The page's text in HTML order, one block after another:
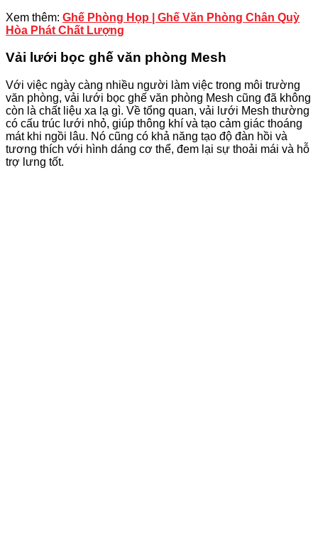
Xem thêm: Ghế Phòng Họp | Ghế Văn Phòng Chân Quỳ
Hòa Phát Chất Lượng
Vải lưới bọc ghế văn phòng Mesh
Với việc ngày càng nhiều người làm việc trong môi trường
văn phòng, vải lưới bọc ghế văn phòng Mesh cũng đã không
còn là chất liệu xa lạ gì. Về tổng quan, vải lưới Mesh thường
có cấu trúc lưới nhỏ, giúp thông khí và tạo cảm giác thoáng
mát khi ngồi lâu. Nó cũng có khả năng tạo độ đàn hồi và
tương thích với hình dáng cơ thể, đem lại sự thoải mái và hỗ
trợ lưng tốt.